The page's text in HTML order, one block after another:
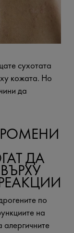
сухотата
кожата. Но
да
ДА
по
на
алергичните